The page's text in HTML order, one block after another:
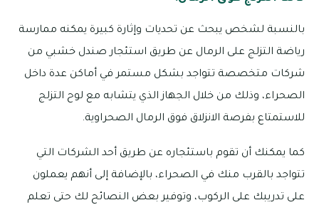
بالنسبة لشخص يبحث عن تحديات وإثارة كبيرة يمكنه ممارسة
رياضة التزلج على الرمال عن طريق استئجار صندل خشبي من
شركات متخصصة تتواجد بشكل مستمر في أماكن عدة داخل
الصحراء، وذلك من خلال الجهاز الذي يتشابه مع لوح التزلج
للاستمتاع بفرصة الانزلاق فوق الرمال الصحراوية.
كما يمكنك أن تقوم باستئجاره عن طريق أحد الشركات التي
تتواجد بالقرب منك في الصحراء، بالإضافة إلى أنهم يعملون
على تدريبك على الركوب، وتوفير بعض النصائح لك حتى تعلم